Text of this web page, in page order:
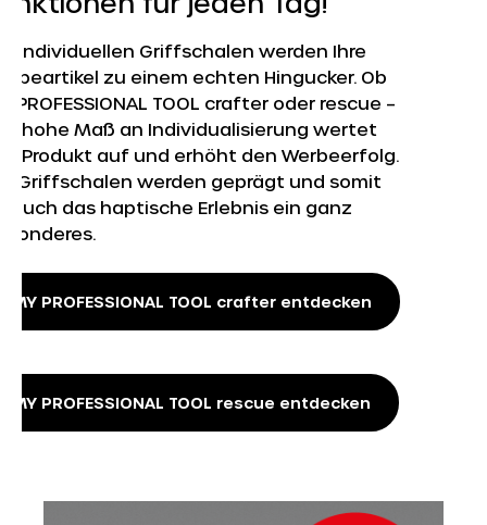
individuellen Griffschalen werden Ihre
zu einem echten Hingucker. Ob
PROFESSIONAL TOOL crafter oder rescue –
hohe Maß an Individualisierung wertet
Produkt auf und erhöht den Werbeerfolg.
Griffschalen werden geprägt und somit
auch das haptische Erlebnis ein ganz
MY PROFESSIONAL TOOL crafter entdecken
MY PROFESSIONAL TOOL rescue entdecken